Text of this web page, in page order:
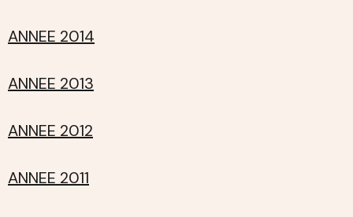
ANNEE 2014
ANNEE 2013
ANNEE 2012
ANNEE 2011